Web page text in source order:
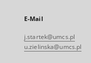
E-Mail
j.startek@umcs.pl
u.zielinska@umcs.pl